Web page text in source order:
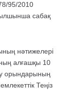
95/2010
сабақ
нәтижелері
алғашқы 10
орындарының
Теңіз